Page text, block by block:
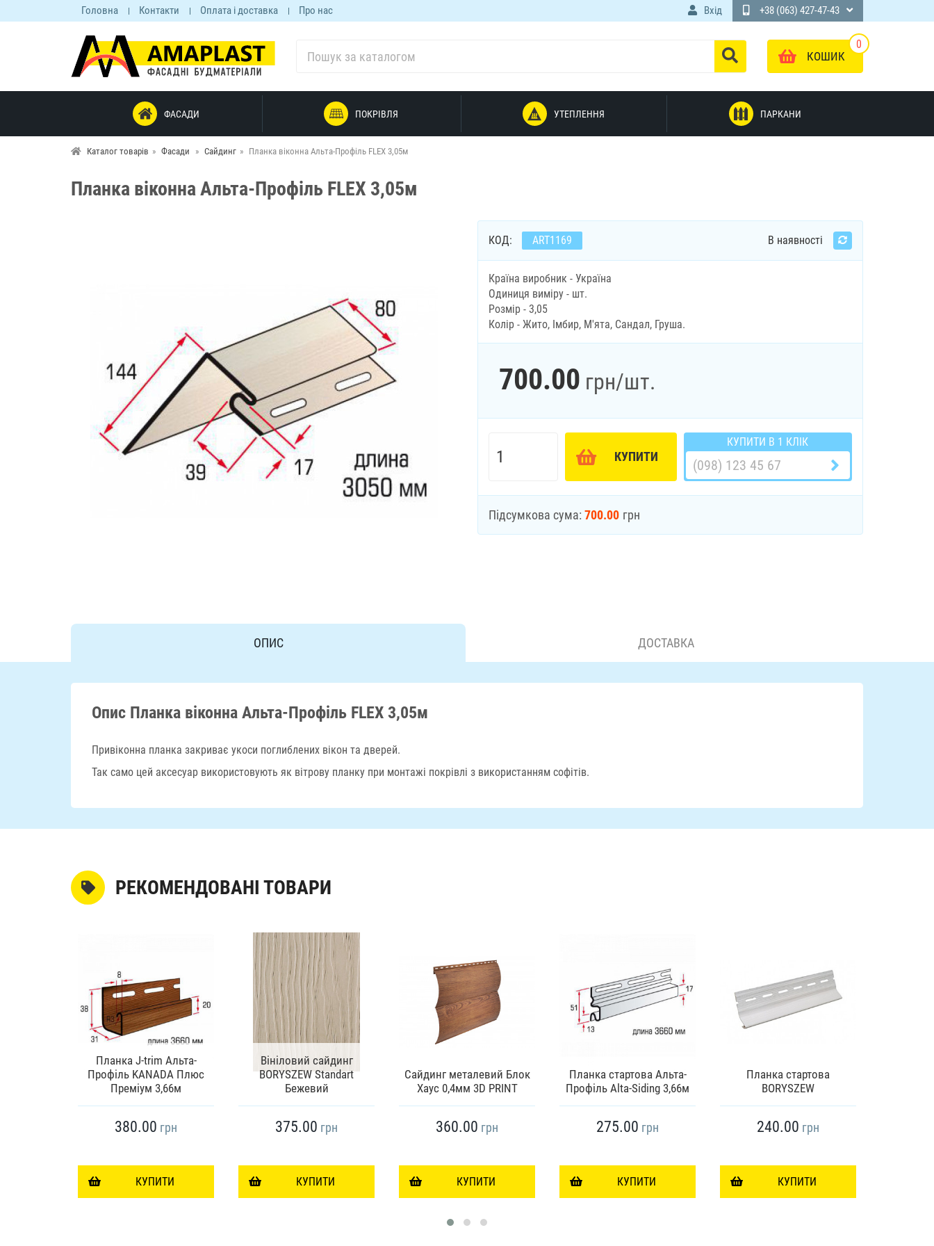
Головна Контакти Оплата і доставка Про нас Вхід +38 (063) 427-47-43
0
КОШИК
ФАСАДИ ПОКРІВЛЯ УТЕПЛЕННЯ ПАРКАНИ
Каталог товарів Фасади Сайдинг Планка віконна Альта-Профіль FLEX 3,05м
Планка віконна Альта-Профіль FLEX 3,05м
КОД: ART1169 В наявності
Країна виробник - Україна
Одиниця виміру - шт.
Розмір - 3,05
Колір - Жито, Імбир, М'ята, Сандал, Груша.
700.00 грн/шт.
КУПИТИ
КУПИТИ В 1 КЛІК
Підсумкова сума: 700.00 грн
ОПИС ДОСТАВКА
Опис Планка віконна Альта-Профіль FLEX 3,05м
Привіконна планка закриває укоси поглиблених вікон та дверей.
Так само цей аксесуар використовують як вітрову планку при монтажі покрівлі з використанням софітів.
РЕКОМЕНДОВАНІ ТОВАРИ
Планка J-trim Альта-
Профіль KANADA Плюс
Преміум 3,66м
380.00 грн
КУПИТИ
Вініловий сайдинг
BORYSZEW Standart
Бежевий
375.00 грн
КУПИТИ
Сайдинг металевий Блок
Хаус 0,4мм 3D PRINT
360.00 грн
КУПИТИ
Планка стартова Альта-
Профіль Alta-Siding 3,66м
275.00 грн
КУПИТИ
Планка стартова
BORYSZEW
240.00 грн
КУПИТИ